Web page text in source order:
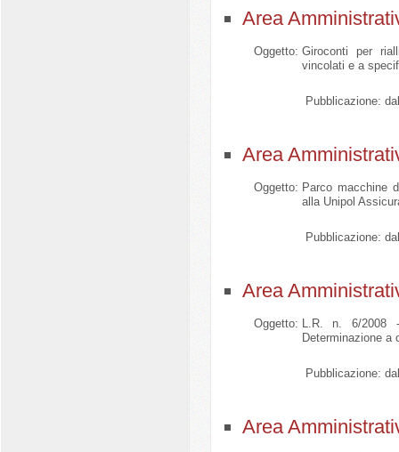
Area
Oggetto: Giroconti per
vincolati e a
Pubblicazione:
Area
Oggetto: Parco macchine
alla Unipol
Pubblicazione:
Area
Oggetto: L.R. n. 6/2008
Determinazione a
Pubblicazione:
Area